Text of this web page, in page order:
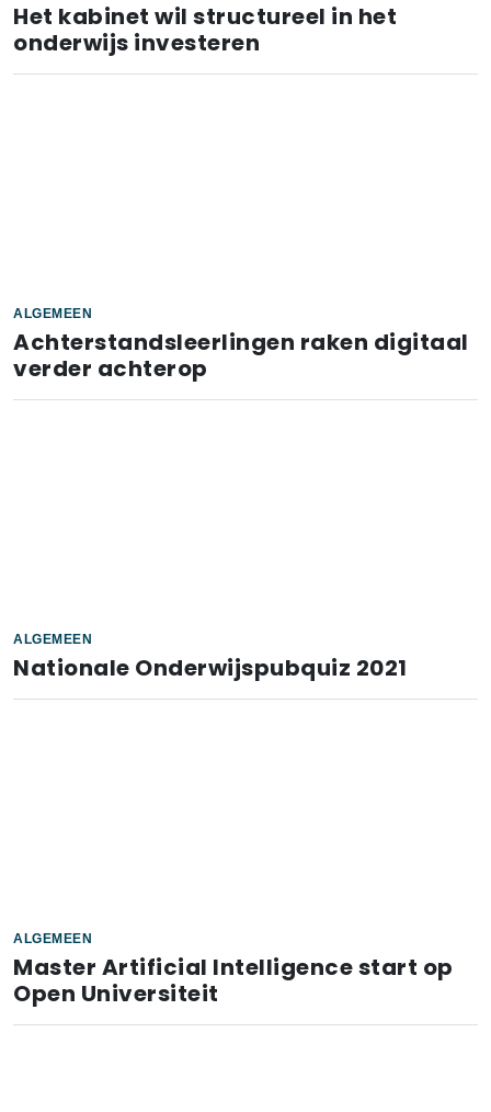
Het kabinet wil structureel in het
onderwijs investeren
ALGEMEEN
Achterstandsleerlingen raken digitaal
verder achterop
ALGEMEEN
Nationale Onderwijspubquiz 2021
ALGEMEEN
Master Artificial Intelligence start op
Open Universiteit